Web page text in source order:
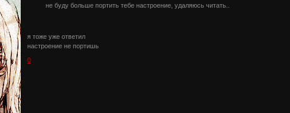
не буду больше портить тебе настроение, удаляюсь читать..
я тоже уже ответил
настроение не портишь
0